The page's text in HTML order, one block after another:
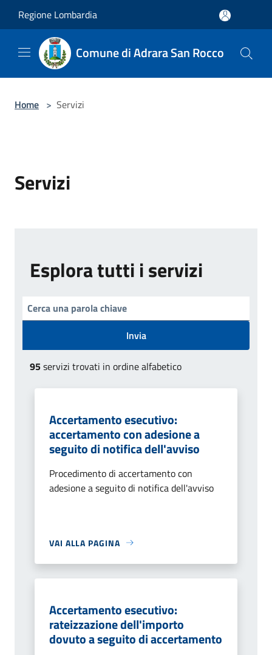
Regione Lombardia
Comune di Adrara San Rocco
Home > Servizi
Servizi
Esplora tutti i servizi
Invia
95servizi trovati in ordine alfabetico
Accertamento esecutivo:
accertamento con adesione a
seguito di notifica dell'avviso
Procedimento di accertamento con
adesione a seguito di notifica dell'avviso
VAI ALLA PAGINA
Accertamento esecutivo:
rateizzazione dell'importo
dovuto a seguito di accertamento